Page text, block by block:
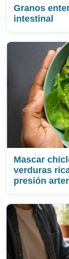
Granos
intestinal
Mascar
verduras
presión